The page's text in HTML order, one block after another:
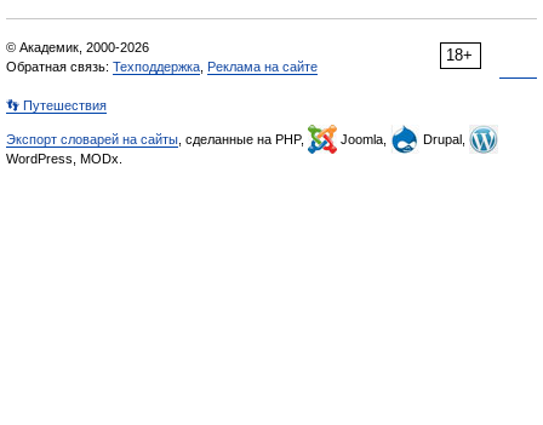
18+
© Академик, 2000-2026
Обратная связь: Техподдержка Реклама на сайте
👣 Путешествия
Экспорт словарей на сайты , сделанные на PHP, Joomla,
Drupal,
WordPress, MODx.